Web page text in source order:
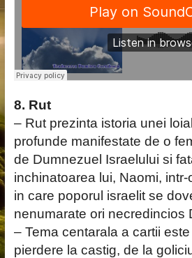
8. Rut
– Rut prezinta istoria unei
profunde manifestate de o
de Dumnezuel Israelului si
inchinatoarea lui, Naomi,
in care poporul israelit se
nenumarate ori necredincios
– Tema centarala a cartii
pierdere la castig, de la